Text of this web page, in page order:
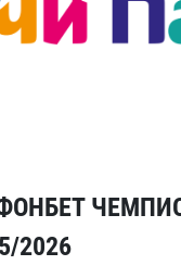
2026